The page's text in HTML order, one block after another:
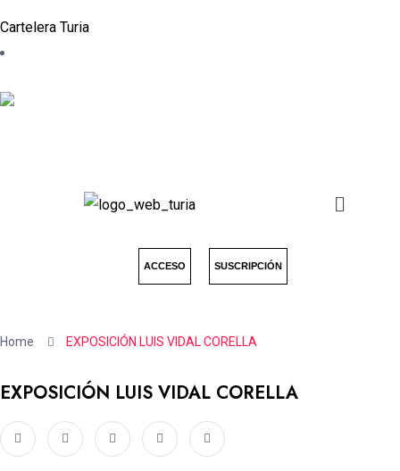
Cartelera Turia
ACCESO SUSCRIPCIÓN
Home EXPOSICIÓN LUIS VIDAL CORELLA
EXPOSICIÓN LUIS VIDAL CORELLA